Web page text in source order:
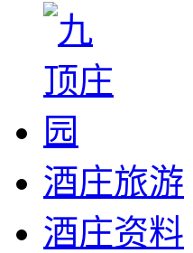
酒庄旅游
酒庄资料